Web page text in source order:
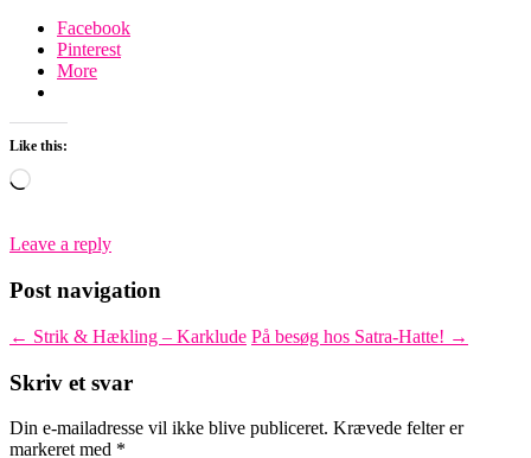
Facebook
Pinterest
More
Like this:
Loading…
Leave a reply
Post navigation
← Strik & Hækling – Karklude På besøg hos Satra-Hatte! →
Skriv et svar
Din e-mailadresse vil ikke blive publiceret. Krævede felter er
markeret med *